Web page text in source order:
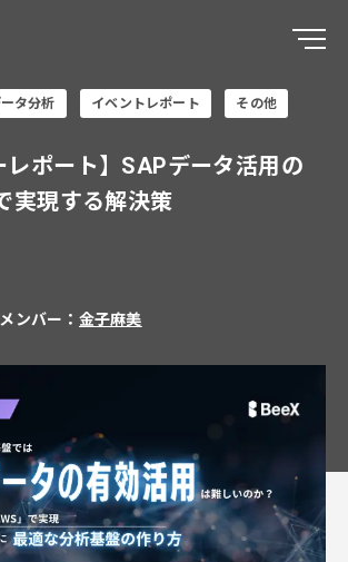
タ分析 イベントレポート その他
レポート】SAPデータ活用の
実現する解決策
ンバー： 金子麻美